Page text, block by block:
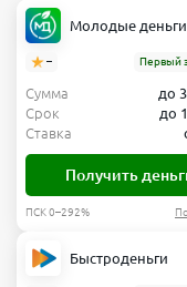
Молодые деньги
– Первый
Сумма
до
Срок
до
Ставка
Получить
ПСК 0–292%
Быстроденьги